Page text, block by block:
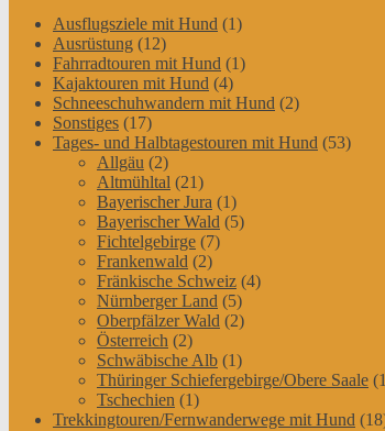
Ausflugsziele mit Hund (1)
Ausrüstung (12)
Fahrradtouren mit Hund (1)
Kajaktouren mit Hund (4)
Schneeschuhwandern mit Hund (2)
Sonstiges (17)
Tages- und Halbtagestouren mit Hund (53)
Allgäu (2)
Altmühltal (21)
Bayerischer Jura (1)
Bayerischer Wald (5)
Fichtelgebirge (7)
Frankenwald (2)
Fränkische Schweiz (4)
Nürnberger Land (5)
Oberpfälzer Wald (2)
Österreich (2)
Schwäbische Alb (1)
Thüringer Schiefergebirge/Obere Saale
Tschechien (1)
Trekkingtouren/Fernwanderwege mit Hund